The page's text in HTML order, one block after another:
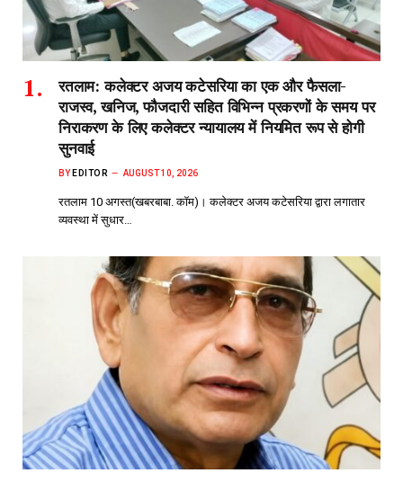
रतलाम: कलेक्टर अजय कटेसरिया का एक और फैसला-
राजस्व, खनिज, फौजदारी सहित विभिन्न प्रकरणों के समय पर
निराकरण के लिए कलेक्टर न्यायालय में नियमित रूप से होगी
सुनवाई
BY EDITOR AUGUST 10, 2026
रतलाम 10 अगस्त(खबरबाबा. कॉम)। कलेक्टर अजय कटेसरिया द्वारा लगातार
व्यवस्था में सुधार…